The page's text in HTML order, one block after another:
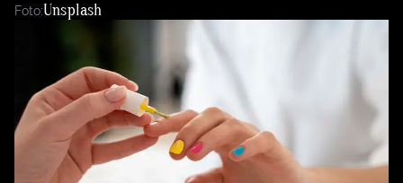
Foto:Unsplash